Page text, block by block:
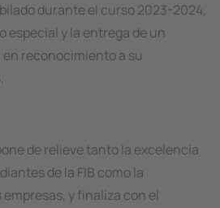
durante el curso 2023-2024,
especial y la entrega de un
reconocimiento a su
de relieve tanto la excelencia
de la FIB como la
y finaliza con el